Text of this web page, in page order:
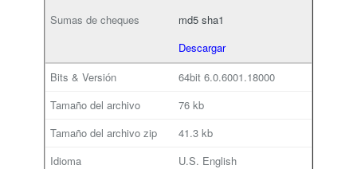
md5 sha1
Descargar
64bit 6.0.6001.18000
76 kb
41.3 kb
U.S. English